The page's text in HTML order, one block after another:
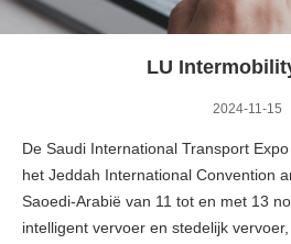
LU
2024-11-15
De Saudi International Transport
het Jeddah International Convention
Saoedi-Arabië van 11 tot en met 13
intelligent vervoer en stedelijk